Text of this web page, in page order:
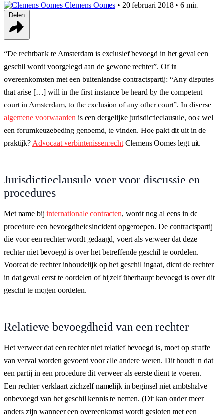
Clemens Oomes • 20 februari 2018 • 6 min
“De rechtbank te Amsterdam is exclusief bevoegd in het geval een
geschil wordt voorgelegd aan de gewone rechter”. Of in
overeenkomsten met een buitenlandse contractspartij: “Any disputes
that arise […] will in the first instance be heard by the competent
court in Amsterdam, to the exclusion of any other court”. In diverse
algemene voorwaarden is een dergelijke jurisdictieclausule, ook wel
een forumkeuzebeding genoemd, te vinden. Hoe pakt dit uit in de
praktijk? Advocaat verbintenissenrecht Clemens Oomes legt uit.
Jurisdictieclausule voer voor discussie en
procedures
Met name bij internationale contracten, wordt nog al eens in de
procedure een bevoegdheidsincident opgeroepen. De contractspartij
die voor een rechter wordt gedaagd, voert als verweer dat deze
rechter niet bevoegd is over het betreffende geschil te oordelen.
Voordat de rechter inhoudelijk op het geschil ingaat, dient de rechter
in dat geval eerst te oordelen of hijzelf überhaupt bevoegd is over dit
geschil te mogen oordelen.
Relatieve bevoegdheid van een rechter
Het verweer dat een rechter niet relatief bevoegd is, moet op straffe
van verval worden gevoerd voor alle andere weren. Dit houdt in dat
een partij in een procedure dit verweer als eerste dient te voeren.
Een rechter verklaart zichzelf namelijk in beginsel niet ambtshalve
onbevoegd van het geschil kennis te nemen. (Dit kan onder meer
anders zijn wanneer een overeenkomst wordt gesloten met een